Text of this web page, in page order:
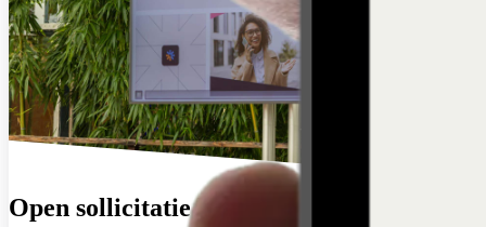
Open sollicitatie bij FiscFree